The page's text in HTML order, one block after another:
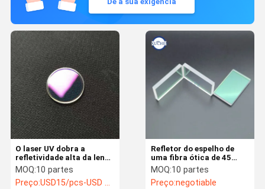
Refletor do espelho de
uma fibra ótica de 45
graus que focaliza 85%
650nm
MOQ:10 partes
Preço:negotiable
O laser UV dobra a
refletividade alta da lente
reflexiva de 45 graus
MOQ:10 partes
Preço:USD15/pcs-USD 8/pcs